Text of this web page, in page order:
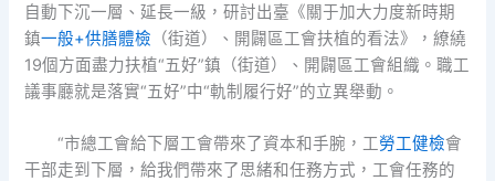
自動下沉一層、延長一級，研討出臺《關于加大力度新時期
鎮一般+供膳體檢 （街道）、開闢區工會扶植的看法》，繚繞
19個方面盡力扶植“五好”鎮（街道）、開闢區工會組織。職工
議事廳就是落實“五好”中“軌制履行好”的立異舉動。
“市總工會給下層工會帶來了資本和手腕，工勞工健檢會
干部走到下層，給我們帶來了思緒和任務方式，工會任務的